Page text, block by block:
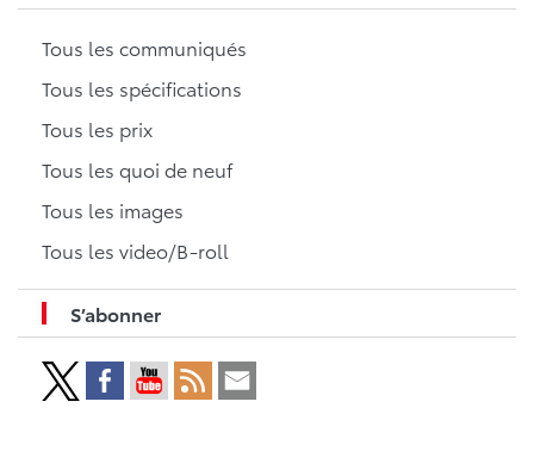
Tous les communiqués
Tous les spécifications
Tous les prix
Tous les quoi de neuf
Tous les images
Tous les video/B-roll
S’abonner